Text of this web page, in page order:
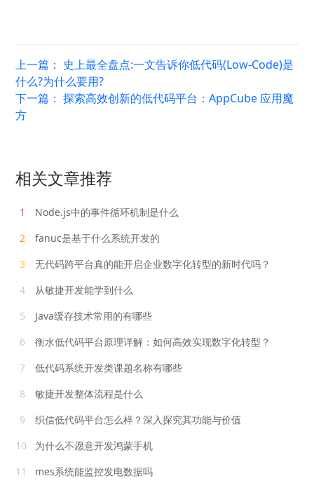
上一篇： 史上最全盘点:一文告诉你低代码(Low-Code)是
什么?为什么要用?
下一篇：探索高效创新的低代码平台：AppCube 应用魔
方
相关文章推荐
1
Node.js中的事件循环机制是什么
2
fanuc是基于什么系统开发的
3
无代码跨平台真的能开启企业数字化转型的新时代吗？
4
从敏捷开发能学到什么
5
Java缓存技术常用的有哪些
6
衡水低代码平台原理详解：如何高效实现数字化转型？
7
低代码系统开发类课题名称有哪些
8
敏捷开发整体流程是什么
9
织信低代码平台怎么样？深入探究其功能与价值
10
为什么不愿意开发鸿蒙手机
11
mes系统能监控发电数据吗